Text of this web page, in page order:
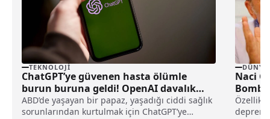
TEKNOLOJI
ChatGPT’ye güvenen hasta ölümle
burun buruna geldi! OpenAI davalık
oldu
ABD’de yaşayan bir papaz, yaşadığı ciddi sağlık
sorunlarından kurtulmak için ChatGPT’ye
DÜNYA
Naci